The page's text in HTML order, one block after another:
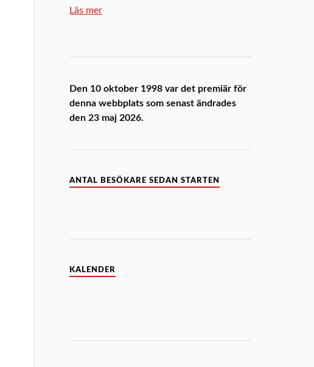
Läs mer
Den 10 oktober 1998 var det premiär för
denna webbplats som senast ändrades
den 23 maj 2026.
ANTAL BESÖKARE SEDAN STARTEN
KALENDER